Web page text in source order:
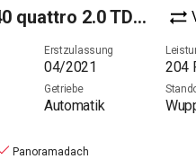
2.0 TDI Avant S line (EURO 6d)
Erstzulassung
04/2021 204
Getriebe
Automatik
Panoramadach